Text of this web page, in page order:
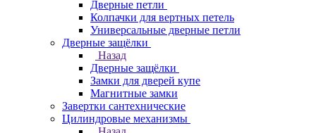
Дверные петли
Колпачки для вертных петель
Универсальные дверные петли
Дверные защёлки
Назад
Дверные защёлки
Замки для дверей купе
Магнитные замки
Завертки сантехнические
Цилиндровые механизмы